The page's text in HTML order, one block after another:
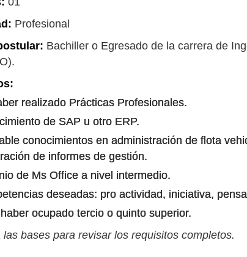
Profesional
Bachiller o Egresado de la carrera de
realizado Prácticas Profesionales.
de SAP u otro ERP.
conocimientos en administración de flota
de informes de gestión.
de Ms Office a nivel intermedio.
deseadas: pro actividad, iniciativa,
ocupado tercio o quinto superior.
las bases para revisar los requisitos completos.